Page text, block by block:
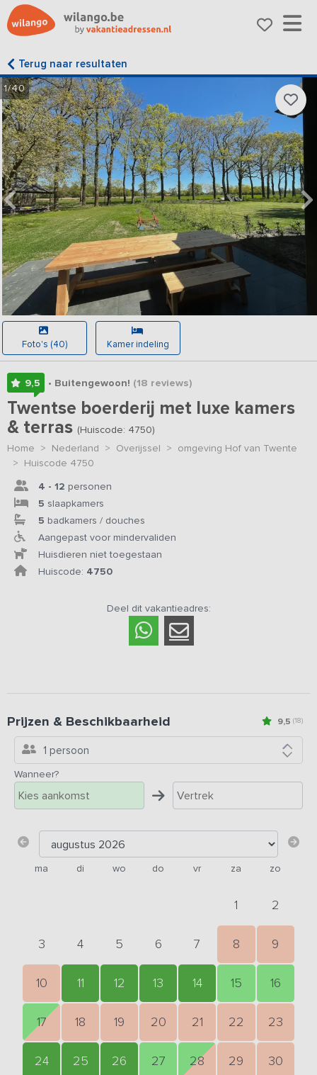
Terug naar resultaten
1/40
Foto's (40) Kamer indeling
9,5 • Buitengewoon! (18 reviews)
Twentse boerderij met luxe kamers
& terras (Huiscode: 4750)
Home > Nederland > Overijssel > omgeving Hof van Twente
> Huiscode 4750
4 - 12 personen
5 slaapkamers
5 badkamers / douches
Aangepast voor mindervaliden
Huisdieren niet toegestaan
Huiscode: 4750
Deel dit vakantieadres:
9,5 (18)
Prijzen & Beschikbaarheid
1 persoon
Wanneer?
ma di wo do vr za zo
1 2
3 4 5 6 7 8 9
10 11 12 13 14 15 16
17 18 19 20 21 22 23
24 25 26 27 28 29 30